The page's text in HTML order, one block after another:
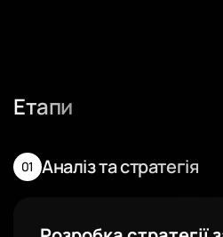
Етапи
Аналіз та стратегія